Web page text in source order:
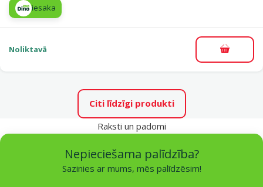
iesaka
Noliktavā
Citi līdzīgi produkti
Raksti un padomi
Nepieciešama palīdzība?
Sazinies ar mums, mēs palīdzēsim!